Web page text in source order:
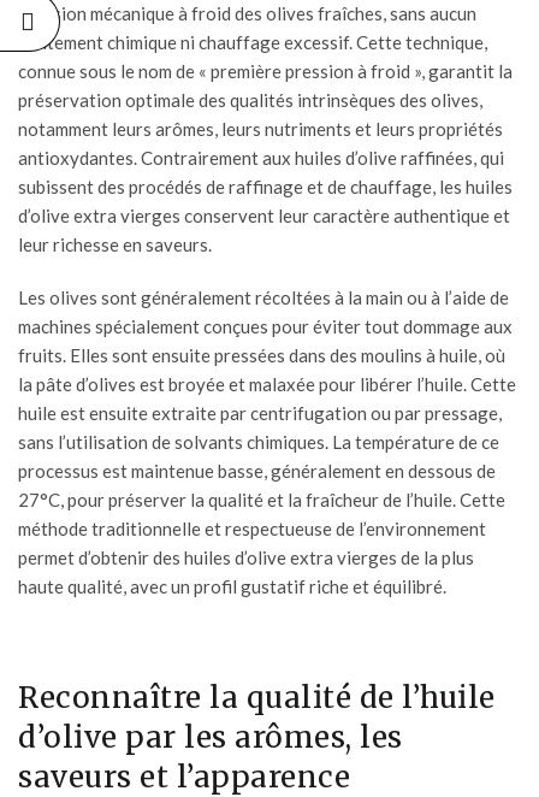
pression mécanique à froid des olives fraîches, sans aucun
traitement chimique ni chauffage excessif. Cette technique,
connue sous le nom de « première pression à froid », garantit la
préservation optimale des qualités intrinsèques des olives,
notamment leurs arômes, leurs nutriments et leurs propriétés
antioxydantes. Contrairement aux huiles d’olive raffinées, qui
subissent des procédés de raffinage et de chauffage, les huiles
d’olive extra vierges conservent leur caractère authentique et
leur richesse en saveurs.
Les olives sont généralement récoltées à la main ou à l’aide de
machines spécialement conçues pour éviter tout dommage aux
fruits. Elles sont ensuite pressées dans des moulins à huile, où
la pâte d’olives est broyée et malaxée pour libérer l’huile. Cette
huile est ensuite extraite par centrifugation ou par pressage,
sans l’utilisation de solvants chimiques. La température de ce
processus est maintenue basse, généralement en dessous de
27°C, pour préserver la qualité et la fraîcheur de l’huile. Cette
méthode traditionnelle et respectueuse de l’environnement
permet d’obtenir des huiles d’olive extra vierges de la plus
haute qualité, avec un profil gustatif riche et équilibré.
Reconnaître la qualité de l’huile
d’olive par les arômes, les
saveurs et l’apparence